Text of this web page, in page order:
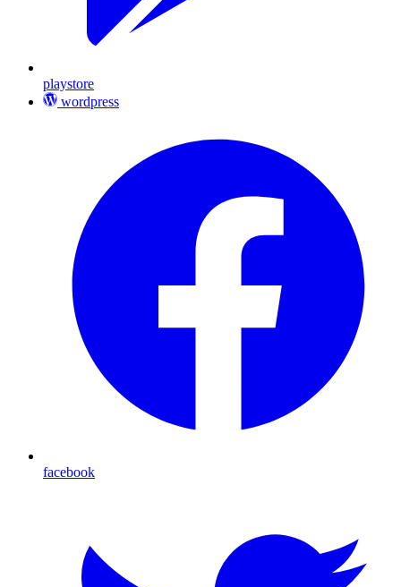
playstore
wordpress
facebook